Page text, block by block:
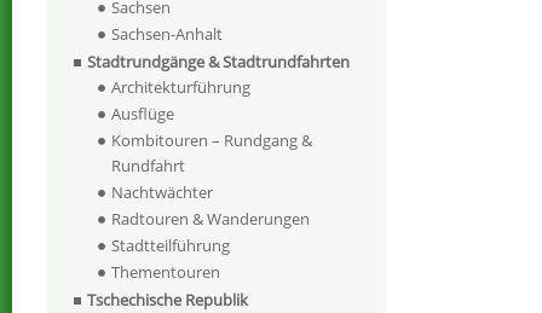
Sachsen
Sachsen-Anhalt
Stadtrundgänge & Stadtrundfahrten
Architekturführung
Ausflüge
Kombitouren – Rundgang &
Rundfahrt
Nachtwächter
Radtouren & Wanderungen
Stadtteilführung
Thementouren
Tschechische Republik